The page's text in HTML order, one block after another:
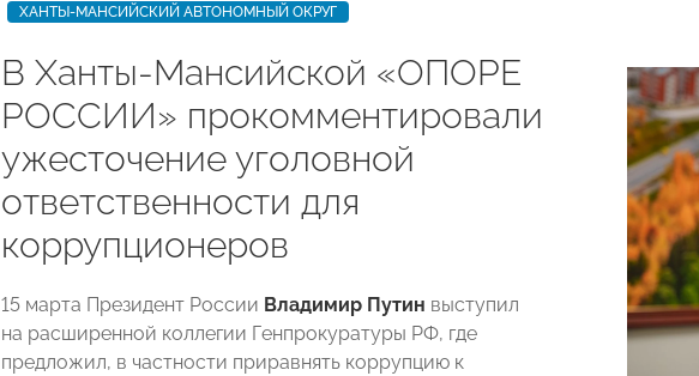
ХАНТЫ-МАНСИЙСКИЙ АВТОНОМНЫЙ ОКРУГ
В Ханты-Мансийской «ОПОРЕ
РОССИИ» прокомментировали
ужесточение уголовной
ответственности для
коррупционеров
15 марта Президент России Владимир Путин выступил
на расширенной коллегии Генпрокуратуры РФ, где
предложил, в частности приравнять коррупцию к